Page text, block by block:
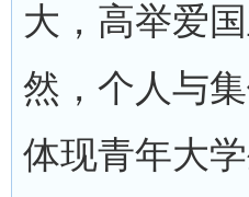
大，高举爱
然，个人与
体现青年大